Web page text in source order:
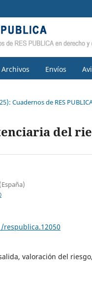
Archivos Envíos
Cuadernos de RES
del
valoración del